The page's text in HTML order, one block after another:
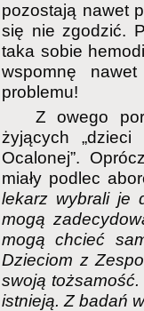
pozostają nawet
się nie zgodzić.
taka sobie
wspomnę
problemu!
Z owego
żyjących
Ocalonej”.
miały podlec
lekarz wybrali je
mogą
mogą chcieć
Dzieciom z
swoją
istnieją. Z badań